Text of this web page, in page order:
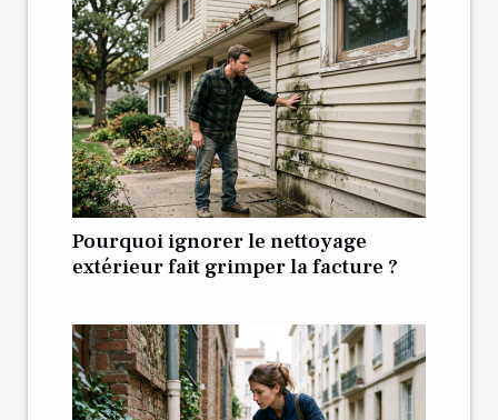
Pourquoi ignorer le nettoyage
extérieur fait grimper la facture ?